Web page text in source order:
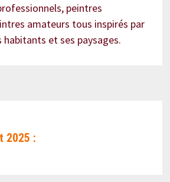
peintres
amateurs tous inspirés par
et ses paysages.
2025 :